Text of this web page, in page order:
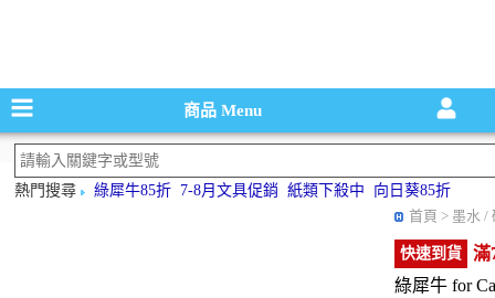
商品Menu
熱門搜尋 綠犀牛85折 7-8月文具促銷 紙類下殺中
向日葵85折
首頁 > 墨水 /
快速到貨
滿
綠犀牛 for